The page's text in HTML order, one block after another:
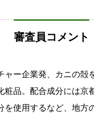
審査員コメント
ャー企業発、カニの殻
粧品。配合成分には京
を使用するなど、地方